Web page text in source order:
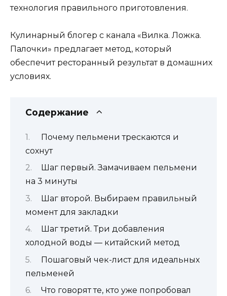
технология правильного приготовления.
Кулинарный блогер с канала «Вилка. Ложка.
Палочки» предлагает метод, который
обеспечит ресторанный результат в домашних
условиях.
Содержание
Почему пельмени трескаются и
сохнут
Шаг первый. Замачиваем пельмени
на 3 минуты
Шаг второй. Выбираем правильный
момент для закладки
Шаг третий. Три добавления
холодной воды — китайский метод
Пошаговый чек-лист для идеальных
пельменей
Что говорят те, кто уже попробовал